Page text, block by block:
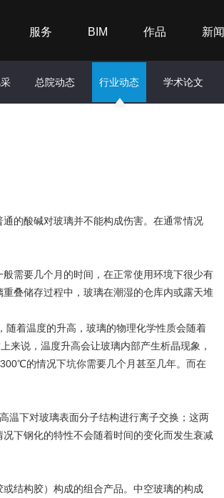
服务 BIM 作品 新闻
总院动态 行业动态 学术论文
的酸碱对玻璃并不能构成伤害。在通常情况
需要几个月的时间，在正常使用环境下很少有
叠储存过程中，玻璃在潮湿的仓库内或露天堆
着温度的升高，玻璃的物理化学性质会随着
来说，温度升高会让玻璃内部产生析晶现象，
的情况下坑你需要几个月甚至几年。而在
下对玻璃表面分子结构进行离子交换；这两
下钢化的特性不会随着时间的变化而发生衰减
结构胶）构成的组合产品。中空玻璃的构成